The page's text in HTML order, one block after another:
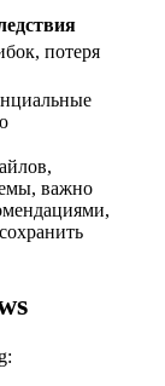
потеря
важно